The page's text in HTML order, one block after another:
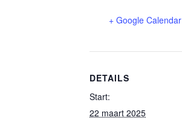
+ Google Calendar
DETAILS
Start:
22 maart 2025